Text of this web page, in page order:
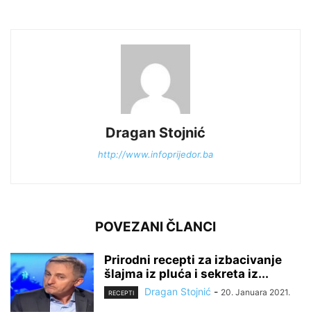
Dragan Stojnić
http://www.infoprijedor.ba
POVEZANI ČLANCI
Prirodni recepti za izbacivanje
šlajma iz pluća i sekreta iz...
RECEPTI Dragan Stojnić - 20. Januara 2021.